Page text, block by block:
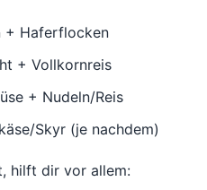
+ Haferflocken
+ Vollkornreis
+ Nudeln/Reis
Skyr (je nachdem)
hilft dir vor allem: